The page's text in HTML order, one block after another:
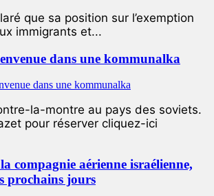
que sa position sur l’exemption
immigrants et...
dans une kommunalka
la-montre au pays des soviets.
pour réserver cliquez-ici
compagnie aérienne israélienne,
prochains jours